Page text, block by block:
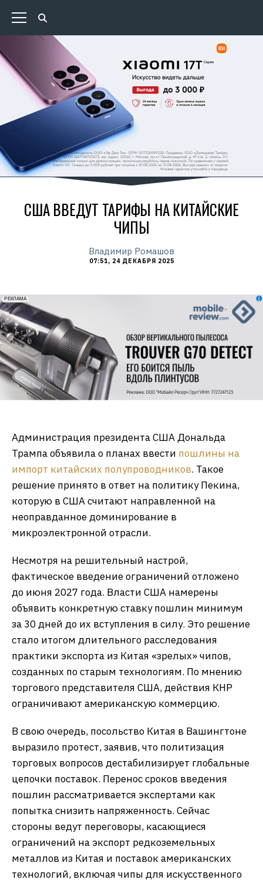
США ВВЕДУТ ТАРИФЫ НА КИТАЙСКИЕ
ЧИПЫ
Владимир Ромашов
07:51, 24 ДЕКАБРЯ 2025
erid: 2VfnxxmNzs5
РЕКЛАМА
Администрация президента США Дональда
Трампа объявила о планах ввести пошлины на
импорт китайских полупроводников. Такое
решение принято в ответ на политику Пекина,
которую в США считают направленной на
неоправданное доминирование в
микроэлектронной отрасли.
Несмотря на решительный настрой,
фактическое введение ограничений отложено
до июня 2027 года. Власти США намерены
объявить конкретную ставку пошлин минимум
за 30 дней до их вступления в силу. Это решение
стало итогом длительного расследования
практики экспорта из Китая «зрелых» чипов,
созданных по старым технологиям. По мнению
торгового представителя США, действия КНР
ограничивают американскую коммерцию.
В свою очередь, посольство Китая в Вашингтоне
выразило протест, заявив, что политизация
торговых вопросов дестабилизирует глобальные
цепочки поставок. Перенос сроков введения
пошлин рассматривается экспертами как
попытка снизить напряженность. Сейчас
стороны ведут переговоры, касающиеся
ограничений на экспорт редкоземельных
металлов из Китая и поставок американских
технологий, включая чипы для искусственного